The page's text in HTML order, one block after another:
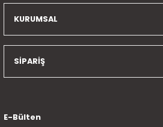
KURUMSAL
SİPARİŞ
E-Bülten